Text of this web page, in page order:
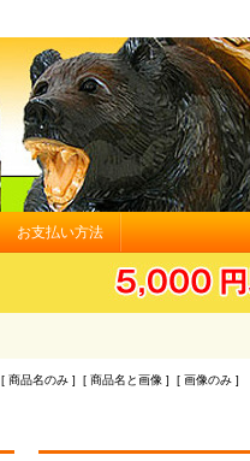
お支払い方法
[ 商品名のみ ] [ 商品名と画像 ] [ 画像のみ ]